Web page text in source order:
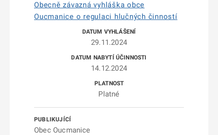
Obecně závazná vyhláška obce
Oucmanice o regulaci hlučných činností
29.11.2024
14.12.2024
Platné
Obec Oucmanice